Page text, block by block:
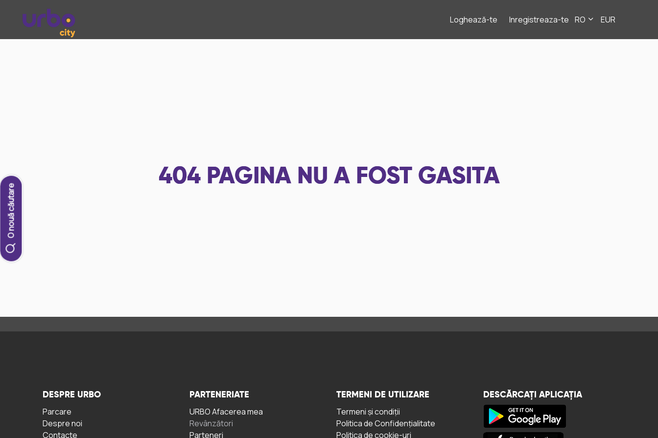
Loghează-te Inregistreaza-te RO EUR
O nouă căutare
404 PAGINA NU A FOST GASITA
DESPRE URBO
Parcare
Despre noi
Contacte
PARTENERIATE
URBO Afacerea mea
Revânzători
Parteneri
TERMENI DE UTILIZARE
Termeni și condiții
Politica de Confidențialitate
Politica de cookie-uri
DESCĂRCAȚI APLICAȚIA